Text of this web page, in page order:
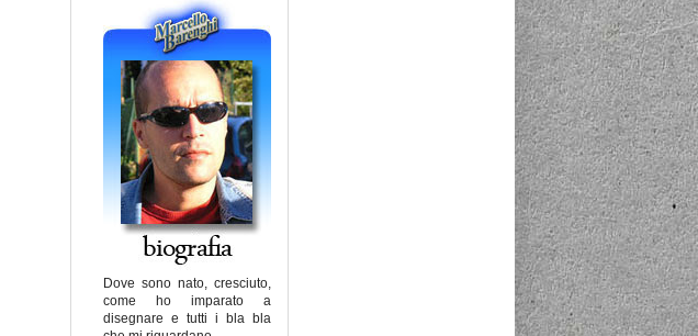
Dove sono nato, cresciuto,
come ho imparato a
disegnare e tutti i bla bla